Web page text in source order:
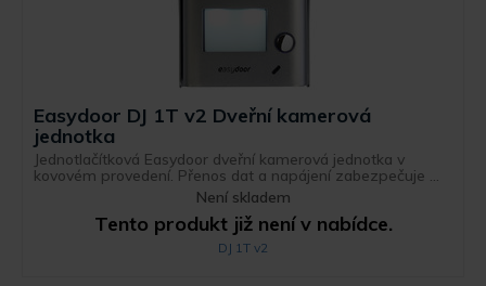
Easydoor DJ 1T v2 Dveřní kamerová
jednotka
Jednotlačítková Easydoor dveřní kamerová jednotka v
kovovém provedení. Přenos dat a napájení zabezpečuje ...
Není skladem
Tento produkt již není v nabídce.
DJ 1T v2